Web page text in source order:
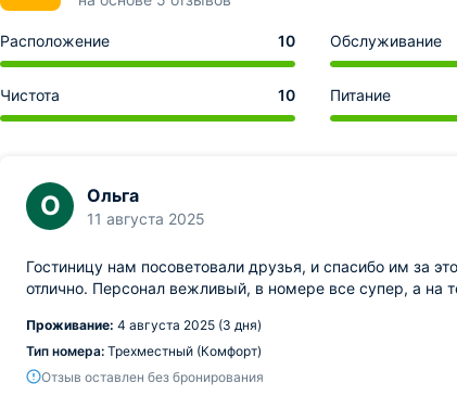
Расположение 10 Обслуживание
Чистота 10 Питание
О Ольга
11 августа 2025
Гостиницу нам посоветовали друзья, и спасибо им за
отлично. Персонал вежливый, в номере все супер, а на
Проживание: 4 августа 2025 (3 дня)
Тип номера: Трехместный (Комфорт)
Отзыв оставлен без бронирования